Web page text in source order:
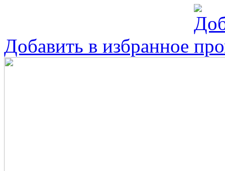
Добавить в избранное